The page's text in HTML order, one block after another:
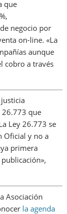
que
negocio por
on-line. «La
aunque
cobro a través
26.773 que
Ley 26.773 se
Oficial y no a
primera
Asociación
la agenda